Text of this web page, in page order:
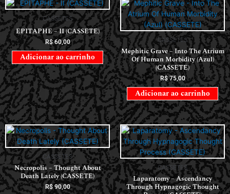
CASSETES
EPITAPHE – II (CASSETE)
R$60,00
Adicionar ao carrinho
CASSETES
Mephitic Grave – Into The Atrium
Of Human Morbidity (Azul)
(CASSETE)
R$75,00
Adicionar ao carrinho
CASSETES
Necropolis – Thought About
Death Lately (CASSETE)
R$90,00
CASSETES
Laparatomy – Ascendancy
Through Hypnagogic Thought